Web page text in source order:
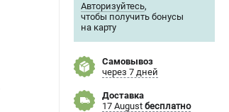
Авторизуйтесь,
чтобы получить бонусы
на карту
Самовывоз
через 7 дней
Доставка
17 August бесплатно